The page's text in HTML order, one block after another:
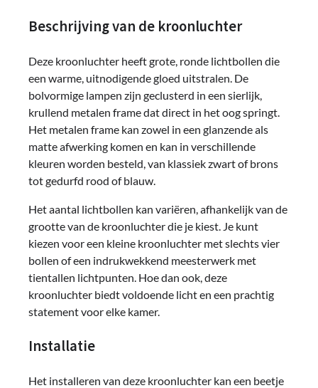
Beschrijving van de kroonluchter
Deze kroonluchter heeft grote, ronde lichtbollen die
een warme, uitnodigende gloed uitstralen. De
bolvormige lampen zijn geclusterd in een sierlijk,
krullend metalen frame dat direct in het oog springt.
Het metalen frame kan zowel in een glanzende als
matte afwerking komen en kan in verschillende
kleuren worden besteld, van klassiek zwart of brons
tot gedurfd rood of blauw.
Het aantal lichtbollen kan variëren, afhankelijk van de
grootte van de kroonluchter die je kiest. Je kunt
kiezen voor een kleine kroonluchter met slechts vier
bollen of een indrukwekkend meesterwerk met
tientallen lichtpunten. Hoe dan ook, deze
kroonluchter biedt voldoende licht en een prachtig
statement voor elke kamer.
Installatie
Het installeren van deze kroonluchter kan een beetje